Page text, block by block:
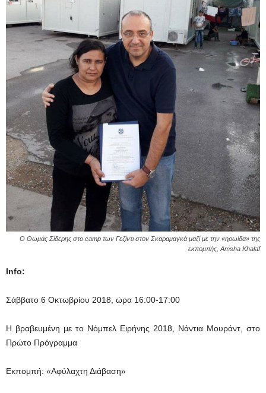
O Θωμάς Σίδερης στο camp των Γεζίντι στον Σκαραμαγκά μαζί με την «ηρωίδα» της
εκπομπής, Amsha Khalaf
Info:
Σάββατο 6 Οκτωβρίου 2018, ώρα 16:00-17:00
Η βραβευμένη με το Νόμπελ Ειρήνης 2018, Νάντια Μουράντ, στο
Πρώτο Πρόγραμμα
Εκπομπή: «Αφύλαχτη Διάβαση»